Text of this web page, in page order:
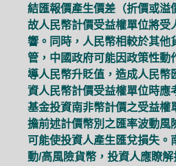
結匯報價產生價差（折價或溢
故人民幣計價受益權單位將受
響。同時，人民幣相較於其他
管，中國政府可能因政策性動
導人民幣升貶值，造成人民幣
資人民幣計價受益權單位時應
基金投資南非幣計價之受益權
擔前述計價幣別之匯率波動風
可能使投資人產生匯兌損失。
動/高風險貨幣，投資人應瞭解